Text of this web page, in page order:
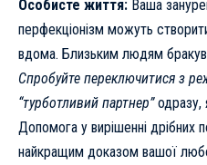
Особисте життя: Ваша
перфекціонізм можуть
вдома. Близьким людям
Спробуйте переключитися з
“турботливий партнер”одразу,
Допомога у вирішенні дрібних
найкращим доказом вашої